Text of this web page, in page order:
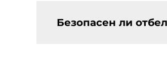
Безопасен ли